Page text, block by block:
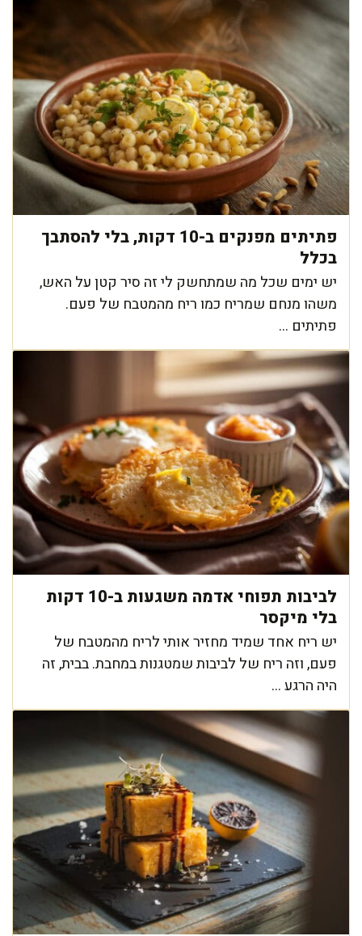
פתיתים מפנקים ב-10 דקות, בלי להסתבך
בכלל
יש ימים שכל מה שמתחשק לי זה סיר קטן על האש,
משהו מנחם שמריח כמו ריח מהמטבח של פעם.
פתיתים ...
לביבות תפוחי אדמה משגעות ב-10 דקות
בלי מיקסר
יש ריח אחד שמיד מחזיר אותי לריח מהמטבח של
פעם, וזה ריח של לביבות שמטגנות במחבת. בבית, זה
היה הרגע ...